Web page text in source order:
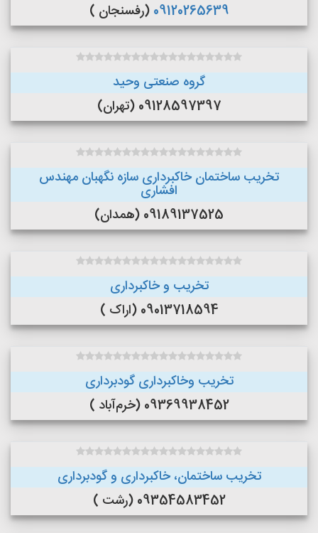
09120265639 (رفسنجان )
گروه صنعتی وحید
09128597397 (تهران)
تخریب ساختمان خاکبرداری سازه نگهبان مهندس
افشاری
09189137525 (همدان)
تخریب و خاکبرداری
09013718594 (اراک )
تخریب وخاکبرداری گودبرداری
09369938452 (خرم‌آباد )
تخریب ساختمان، خاکبرداری و گودبرداری
09354583452 (رشت )